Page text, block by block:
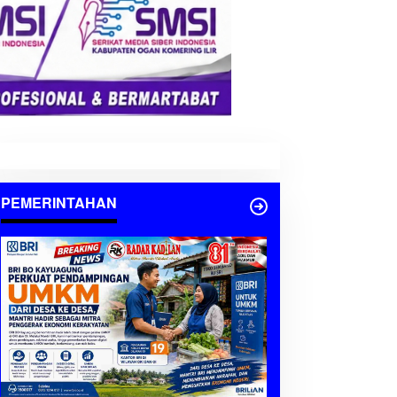
PEMERINTAHAN